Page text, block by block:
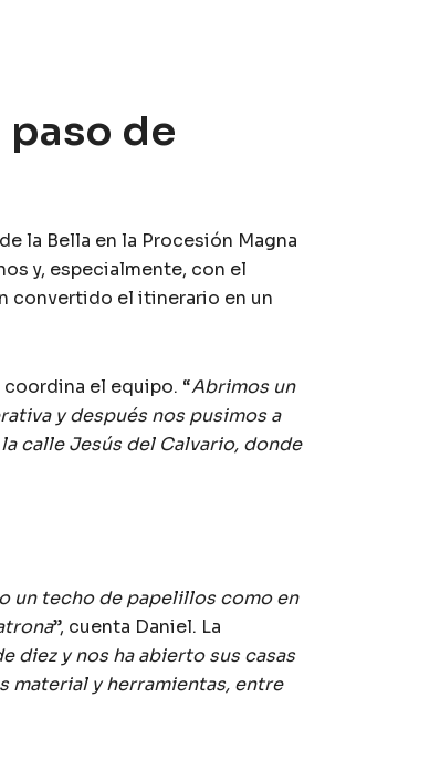
paso de
la Bella en la Procesión Magna
y, especialmente, con el
convertido el itinerario en un
el equipo. “Abrimos un
y después nos pusimos a
calle Jesús del Calvario, donde
un techo de papelillos como en
”, cuenta Daniel. La
diez y nos ha abierto sus casas
material y herramientas, entre